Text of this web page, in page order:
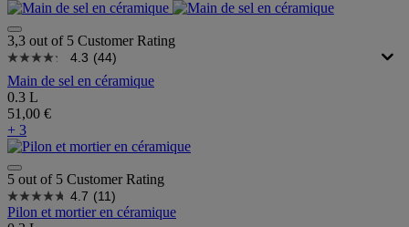
3,3 out of 5 Customer Rating
4.3 (44)
Main de sel en céramique
0.3 L
51,00 €
+ 3
5 out of 5 Customer Rating
4.7 (11)
Pilon et mortier en céramique